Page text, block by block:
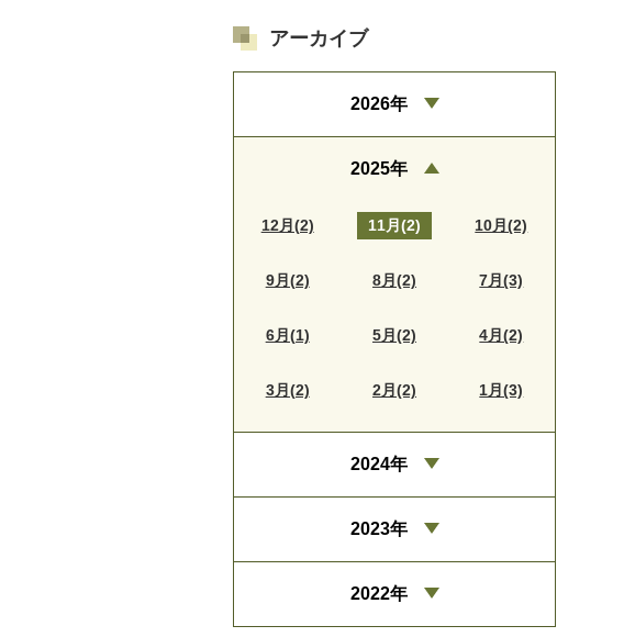
アーカイブ
2026年
2025年
12月(2) 11月(2) 10月(2)
9月(2) 8月(2) 7月(3)
6月(1) 5月(2) 4月(2)
3月(2) 2月(2) 1月(3)
2024年
2023年
2022年